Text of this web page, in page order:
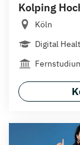
Kolping
Köln
Digital